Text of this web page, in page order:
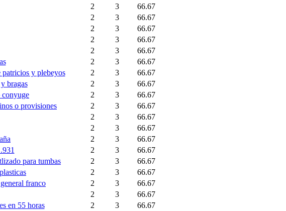
2 3
66.67
2 3
66.67
2 3
66.67
2 3
66.67
2 3
66.67
2 3
66.67
patricios y plebeyos 2 3
66.67
bragas 2 3
66.67
conyuge 2 3
66.67
o provisiones 2 3
66.67
2 3
66.67
2 3
66.67
2 3
66.67
2 3
66.67
para tumbas 2 3
66.67
2 3
66.67
franco 2 3
66.67
2 3
66.67
en 55 horas 2 3
66.67